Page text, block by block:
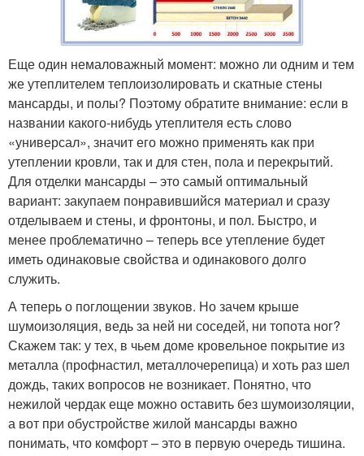
Еще один немаловажный момент: можно ли одним и тем
же утеплителем теплоизолировать и скатные стены
мансарды, и полы? Поэтому обратите внимание: если в
названии какого-нибудь утеплителя есть слово
«универсал», значит его можно применять как при
утеплении кровли, так и для стен, пола и перекрытий.
Для отделки мансарды – это самый оптимальный
вариант: закупаем понравившийся материал и сразу
отделываем и стены, и фронтоны, и пол. Быстро, и
менее проблематично – теперь все утепление будет
иметь одинаковые свойства и одинакового долго
служить.
А теперь о поглощении звуков. Но зачем крыше
шумоизоляция, ведь за ней ни соседей, ни топота ног?
Скажем так: у тех, в чьем доме кровельное покрытие из
металла (профнастил, металлочерепица) и хоть раз шел
дождь, таких вопросов не возникает. Понятно, что
нежилой чердак еще можно оставить без шумоизоляции,
а вот при обустройстве жилой мансарды важно
понимать, что комфорт – это в первую очередь тишина.